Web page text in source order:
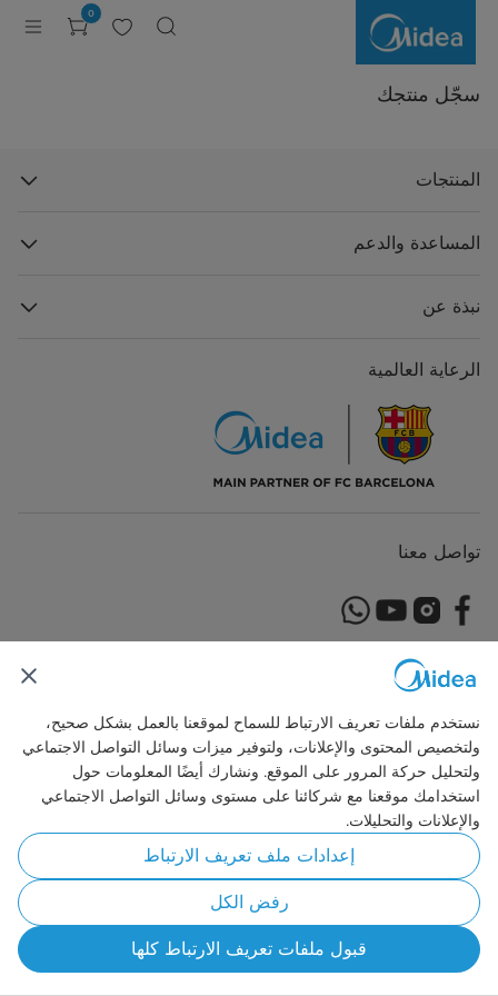
0
سجّل منتجك
المنتجات
المساعدة والدعم
نبذة عن
الرعاية العالمية
تواصل معنا
Simply ideal
حقوق النشر © 2026 مايديا. جميع الحقوق محفوظة.
سياسة خاصةتعليمات الاستخدام
الموافقة على استخدام ملفات تعريف الارتباط
Egypt
نستخدم ملفات تعريف الارتباط للسماح لموقعنا بالعمل بشكل صحيح،
ولتخصيص المحتوى والإعلانات، ولتوفير ميزات وسائل التواصل الاجتماعي
ولتحليل حركة المرور على الموقع. ونشارك أيضًا المعلومات حول
استخدامك موقعنا مع شركائنا على مستوى وسائل التواصل الاجتماعي
والإعلانات والتحليلات.
إعدادات ملف تعريف الارتباط
رفض الكل
قبول ملفات تعريف الارتباط كلها